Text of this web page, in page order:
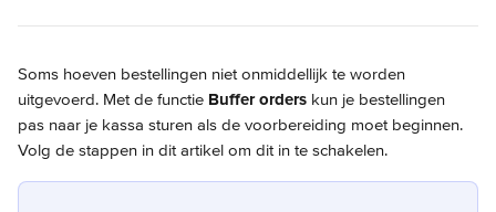
Soms hoeven bestellingen niet onmiddellijk te worden
uitgevoerd. Met de functie Buffer orders kun je bestellingen
pas naar je kassa sturen als de voorbereiding moet beginnen.
Volg de stappen in dit artikel om dit in te schakelen.